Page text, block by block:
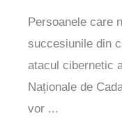
Persoanele care
succesiunile din
atacul cibernetic
Naționale de
vor ...